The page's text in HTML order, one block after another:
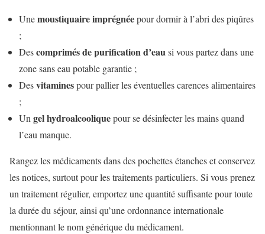
Unemoustiquaire imprégnéepour dormir à l’abri des piqûres
;
Descomprimés de purification d’eausi vous partez dans une
zone sans eau potable garantie ;
Desvitaminespour pallier les éventuelles carences alimentaires
;
Un gel hydroalcooliquepour se désinfecter les mains quand
l’eau manque.
Rangez les médicaments dans des pochettes étanches et conservez
les notices, surtout pour les traitements particuliers. Si vous prenez
un traitement régulier, emportez une quantité suffisante pour toute
la durée du séjour, ainsi qu’une ordonnance internationale
mentionnant le nom générique du médicament.